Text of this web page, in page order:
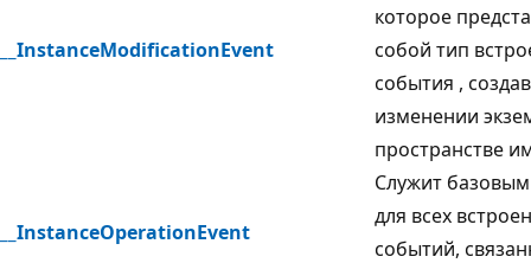
__InstanceModificationEvent
которое
собой тип
события ,
изменении
пространстве
__InstanceOperationEvent
Служит
для всех
событий,